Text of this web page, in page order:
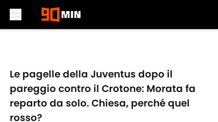
Le pagelle della Juventus dopo il
pareggio contro il Crotone: Morata fa
reparto da solo. Chiesa, perché quel
rosso?